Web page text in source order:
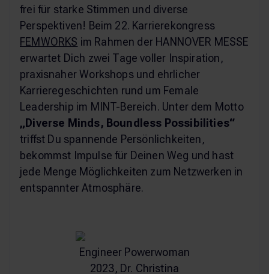
frei für starke Stimmen und diverse
Perspektiven! Beim 22. Karrierekongress
FEMWORKS im Rahmen der HANNOVER MESSE
erwartet Dich zwei Tage voller Inspiration,
praxisnaher Workshops und ehrlicher
Karrieregeschichten rund um Female
Leadership im MINT-Bereich. Unter dem Motto
„Diverse Minds, Boundless Possibilities“
triffst Du spannende Persönlichkeiten,
bekommst Impulse für Deinen Weg und hast
jede Menge Möglichkeiten zum Netzwerken in
entspannter Atmosphäre.
Engineer Powerwoman
2023, Dr. Christina